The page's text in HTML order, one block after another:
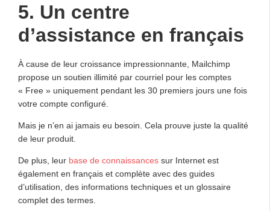
5. Un centre
d’assistance en français
À cause de leur croissance impressionnante, Mailchimp
propose un soutien illimité par courriel pour les comptes
« Free » uniquement pendant les 30 premiers jours une fois
votre compte configuré.
Mais je n’en ai jamais eu besoin. Cela prouve juste la qualité
de leur produit.
De plus, leur base de connaissances sur Internet est
également en français et complète avec des guides
d’utilisation, des informations techniques et un glossaire
complet des termes.